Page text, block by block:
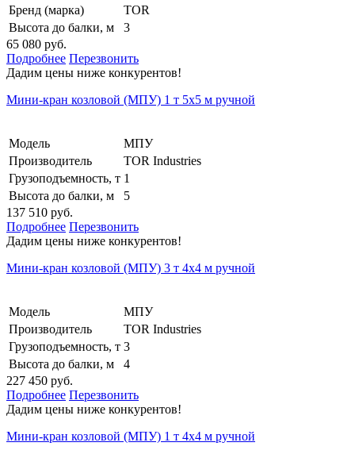
Бренд (марка)
TOR
Высота до балки, м
3
65 080 руб.
Подробнее Перезвонить
Дадим цены ниже конкурентов!
Мини-кран козловой (МПУ) 1 т 5х5 м ручной
Модель
МПУ
Производитель
TOR Industries
Грузоподъемность, т 1
Высота до балки, м
5
137 510 руб.
Подробнее Перезвонить
Дадим цены ниже конкурентов!
Мини-кран козловой (МПУ) 3 т 4х4 м ручной
Модель
МПУ
Производитель
TOR Industries
Грузоподъемность, т 3
Высота до балки, м
4
227 450 руб.
Подробнее Перезвонить
Дадим цены ниже конкурентов!
Мини-кран козловой (МПУ) 1 т 4х4 м ручной